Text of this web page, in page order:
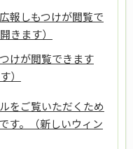
報しもつけが閲覧で
きます）
けが閲覧できます
）
をご覧いただくため
す。（新しいウィン